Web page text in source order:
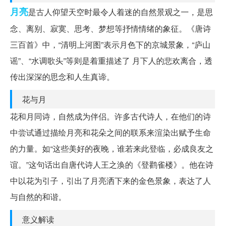
月亮是古人仰望天空时最令人着迷的自然景观之一，是思
念、离别、寂寞、思考、梦想等抒情情绪的象征。《唐诗
三百首》中，“清明上河图”表示月色下的京城景象，“庐山
谣”、“水调歌头”等则是着重描述了 月下人的悲欢离合，透
传出深深的思念和人生真谛。
花与月
花和月同诗，自然成为伴侣。许多古代诗人，在他们的诗
中尝试通过描绘月亮和花朵之间的联系来渲染出赋予生命
的力量。如“这些美好的夜晚，谁若来此登临，必成良友之
谊。”这句话出自唐代诗人王之涣的《登鹳雀楼》。他在诗
中以花为引子，引出了月亮洒下来的金色景象，表达了人
与自然的和谐。
意义解读